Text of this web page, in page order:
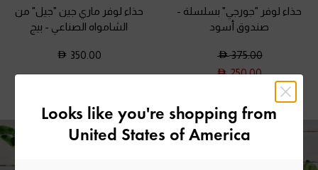
حذاء لوفر "جورجي" بسلسلة -
صندوق أسود
375.00
250.00
حذاء لوفر ماري جين "جيل" من
الشامواه الصناعي - بيج
350.00
استمتع بالشحن المجاني لجميع الطلبات فوق ٣٥٠
Looks like you're shopping from
United States of America